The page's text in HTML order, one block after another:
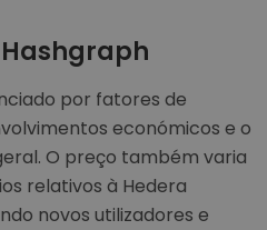
por fatores de
económicos e o
O preço também varia
relativos à Hedera
novos utilizadores e